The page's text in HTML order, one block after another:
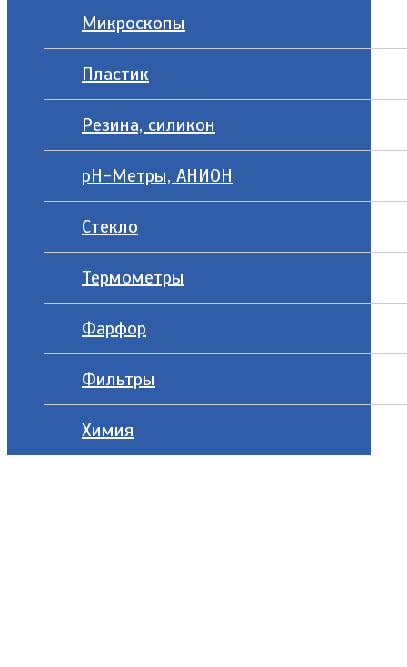
Микроскопы
Пластик
Резина, силикон
рН-Метры, АНИОН
Стекло
Термометры
Фарфор
Фильтры
Химия